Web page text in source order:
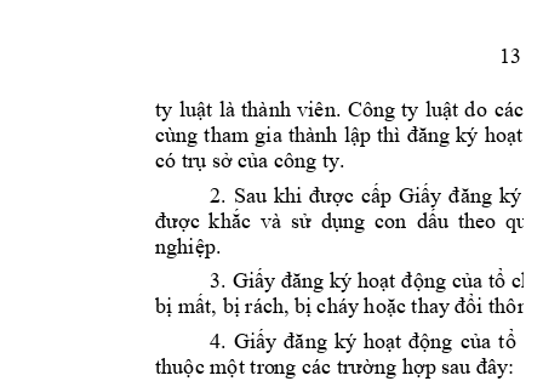
13
ty luật là thành viên. Công ty luật do các
cùng tham gia thành lập thì đăng ký hoạt
có trụ sở của công ty.
2. Sau khi được cấp Giấy đăng ký
được khắc và sử dụng con dấu theo quy
nghiệp.
3. Giấy đăng ký hoạt động của tổ
bị mất, bị rách, bị cháy hoặc thay đổi
4. Giấy đăng ký hoạt động của tổ
thuộc một trong các trường hợp sau đây: